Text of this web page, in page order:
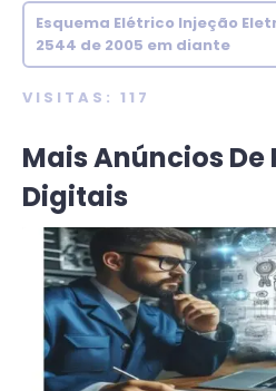
Esquema Elétrico Injeção
2544 de 2005 em diante
VISITAS: 117
Mais Anúncios
Digitais